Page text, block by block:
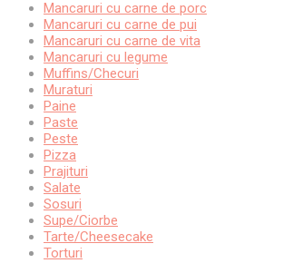
Mancaruri cu carne de porc
Mancaruri cu carne de pui
Mancaruri cu carne de vita
Mancaruri cu legume
Muffins/Checuri
Muraturi
Paine
Paste
Peste
Pizza
Prajituri
Salate
Sosuri
Supe/Ciorbe
Tarte/Cheesecake
Torturi